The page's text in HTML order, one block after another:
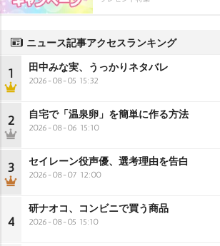
ニュース記事アクセスランキング
1 田中みな実、うっかりネタバレ
2026-08-05 15:32
2 自宅で「温泉卵」を簡単に作る方法
2026-08-06 15:10
3 セイレーン役声優、選考理由を告白
2026-08-07 12:00
4
研ナオコ、コンビニで買う商品
2026-08-05 15:10